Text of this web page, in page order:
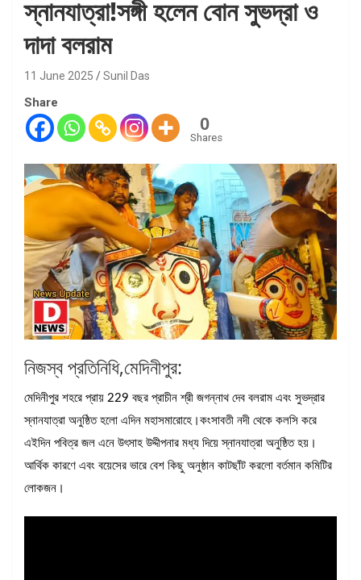
স্নানযাত্রা!সঙ্গী হলেন বোন সুভদ্রা ও
দাদা বলরাম
11 June 2025 Sunil Das
Share
0
Shares
নিজস্ব প্রতিনিধি,মেদিনীপুর:
মেদিনীপুর শহরে প্রায় 229 বছর প্রাচীন শ্রী জগন্নাথ দেব বলরাম এবং সুভদ্রার
স্নানযাত্রা অনুষ্ঠিত হলো এদিন মহাসমারোহে।কংসাবতী নদী থেকে কলসি করে
এইদিন পবিত্র জল এনে উৎসাহ উদ্দীপনার মধ্য দিয়ে স্নানযাত্রা অনুষ্ঠিত হয়।
আর্থিক কারণে এবং বয়েসের ভারে বেশ কিছু অনুষ্ঠান কাটছাঁট করলো বর্তমান কমিটির
লোকজন।